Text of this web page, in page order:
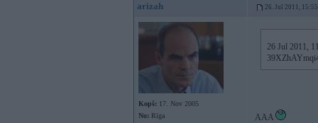
arizah 26. Jul 2011, 15:55
Kopš: 17. Nov 2005
No: Rīga
26 Jul 2011,
AAA